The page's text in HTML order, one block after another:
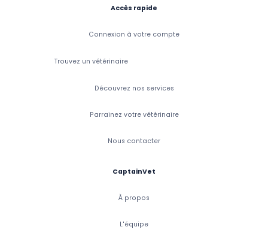
Accès rapide
Connexion à votre compte
Trouvez un vétérinaire
Découvrez nos services
Parrainez votre vétérinaire
Nous contacter
CaptainVet
À propos
L'équipe